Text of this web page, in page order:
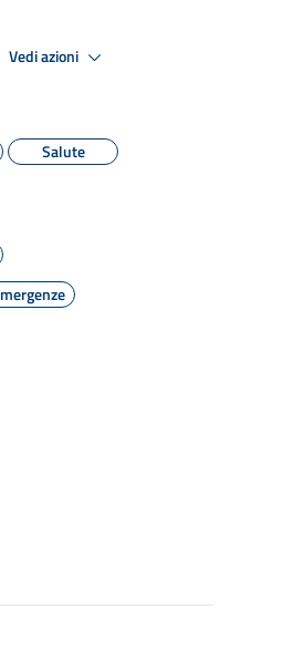
Vedi azioni
Salute